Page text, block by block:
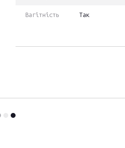
Вагітність Так